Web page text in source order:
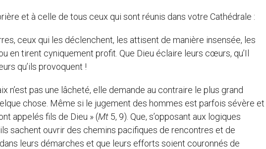
et à celle de tous ceux qui sont réunis dans votre Cathédrale :
ceux qui les déclenchent, les attisent de manière insensée, les
en tirent cyniquement profit. Que Dieu éclaire leurs cœurs, qu’Il
qu’ils provoquent !
n’est pas une lâcheté, elle demande au contraire le plus grand
chose. Même si le jugement des hommes est parfois sévère et
appelés fils de Dieu » (Mt 5, 9). Que, s’opposant aux logiques
sachent ouvrir des chemins pacifiques de rencontres et de
leurs démarches et que leurs efforts soient couronnés de